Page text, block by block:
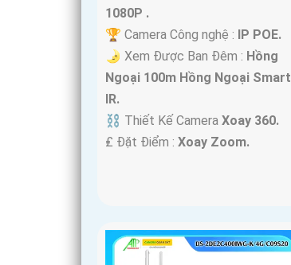
1080P .
🏆 Camera Công nghệ : IP POE.
🌛 Xem Được Ban Đêm : Hồng
Ngoại 100m Hồng Ngoại Smart
IR.
⛓ Thiết Kế Camera Xoay 360.
️₤ Đặt Điểm : Xoay Zoom.